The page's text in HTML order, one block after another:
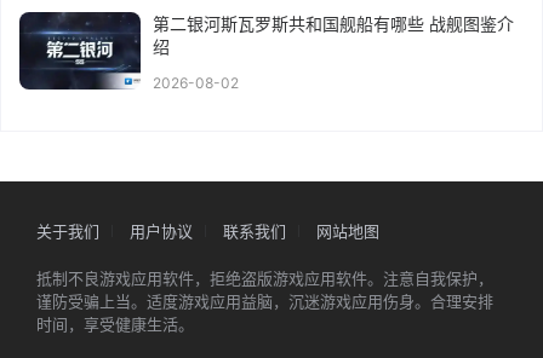
第二银河斯瓦罗斯共和国舰船有哪些 战舰图鉴介
绍
2026-08-02
关于我们 用户协议 联系我们 网站地图
抵制不良游戏应用软件，拒绝盗版游戏应用软件。注意自我保护，
谨防受骗上当。适度游戏应用益脑，沉迷游戏应用伤身。合理安排
时间，享受健康生活。